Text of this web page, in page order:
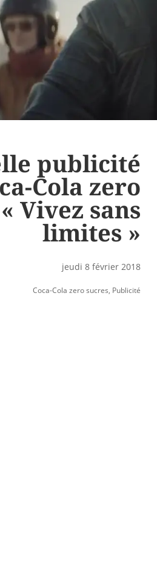
publicité
Cola zero
Vivez sans
limites »
jeudi 8 février 2018
Coca-Cola zero sucres, Publicité